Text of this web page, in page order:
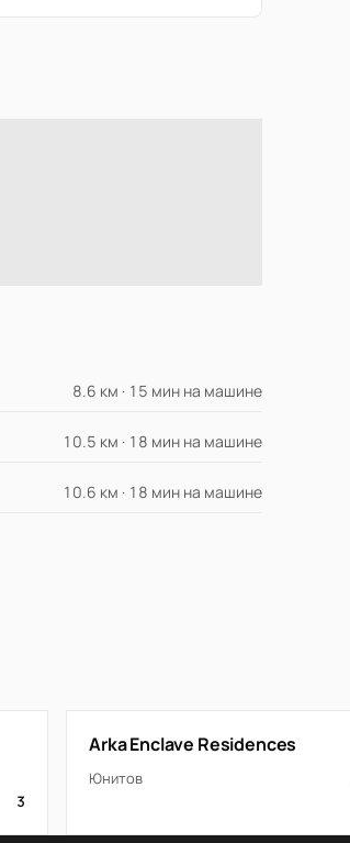
8.6 км · 15 мин на машине
10.5 км · 18 мин на машине
10.6 км · 18 мин на машине
3
Arka Enclave Residences
Юнитов